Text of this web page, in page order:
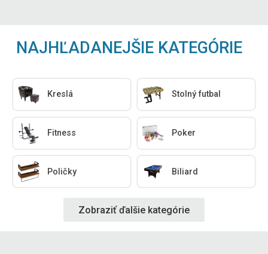
NAJHĽADANEJŠIE KATEGÓRIE
Kreslá Stolný futbal
Fitness Poker
Poličky Biliard
Zobraziť ďalšie kategórie